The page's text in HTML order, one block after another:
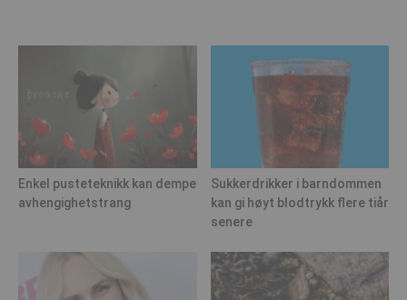
Enkel pusteteknikk kan dempe
avhengighetstrang
Sukkerdrikker i barndommen
kan gi høyt blodtrykk flere tiår
senere